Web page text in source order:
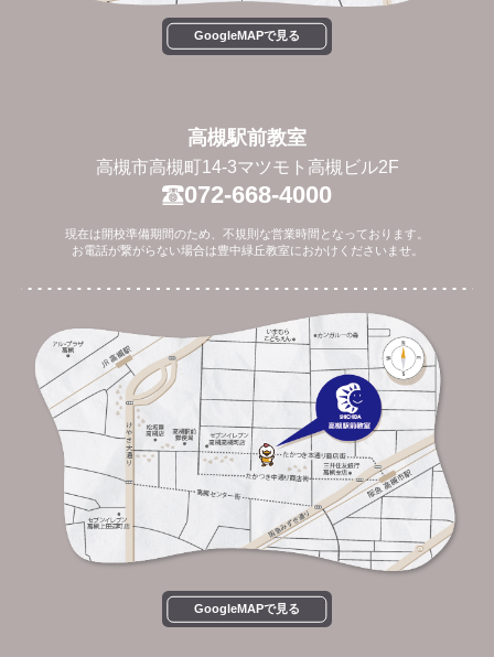
GoogleMAPで見る
高槻駅前教室
高槻市高槻町14-3マツモト高槻ビル2F
072-668-4000
現在は開校準備期間のため、不規則な営業時間となっております。
お電話が繋がらない場合は豊中緑丘教室におかけくださいませ。
GoogleMAPで見る